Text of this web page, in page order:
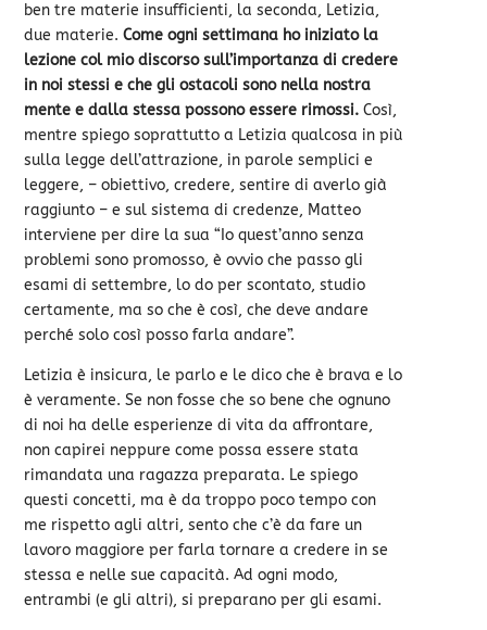
ben tre materie insufficienti, la seconda, Letizia,
due materie.Come ogni settimana ho iniziato la
lezione col mio discorso sull’importanza di credere
in noi stessi e che gli ostacoli sono nella nostra
mente e dalla stessa possono essere rimossi. Così,
mentre spiego soprattutto a Letizia qualcosa in più
sulla legge dell’attrazione, in parole semplici e
leggere, – obiettivo, credere, sentire di averlo già
raggiunto – e sul sistema di credenze, Matteo
interviene per dire la sua “Io quest’anno senza
problemi sono promosso, è ovvio che passo gli
esami di settembre, lo do per scontato, studio
certamente, ma so che è così, che deve andare
perché solo così posso farla andare”.
Letizia è insicura, le parlo e le dico che è brava e lo
è veramente. Se non fosse che so bene che ognuno
di noi ha delle esperienze di vita da affrontare,
non capirei neppure come possa essere stata
rimandata una ragazza preparata. Le spiego
questi concetti, ma è da troppo poco tempo con
me rispetto agli altri, sento che c’è da fare un
lavoro maggiore per farla tornare a credere in se
stessa e nelle sue capacità. Ad ogni modo,
entrambi (e gli altri), si preparano per gli esami.